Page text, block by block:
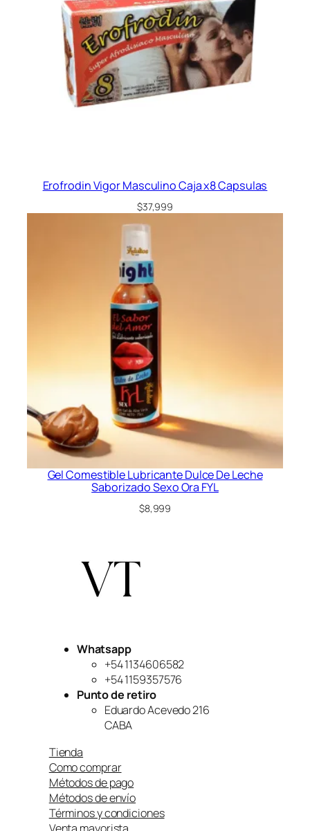
Erofrodin Vigor Masculino Caja x8 Capsulas
$37,999
Gel Comestible Lubricante Dulce De Leche
Saborizado Sexo Ora FYL
$8,999
Whatsapp
+54 1134606582
+54 1159357576
Punto de retiro
Eduardo Acevedo 216
CABA
Tienda
Como comprar
Métodos de pago
Métodos de envío
Términos y condiciones